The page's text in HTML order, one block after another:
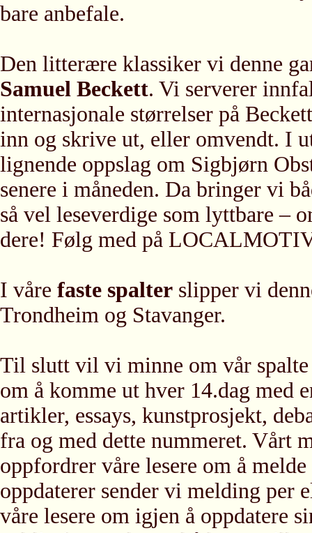
bare anbefale.
Den litterære klassiker vi denne
Samuel Beckett. Vi serverer
internasjonale størrelser på
inn og skrive ut, eller omvendt. I
lignende oppslag om Sigbjørn
senere i måneden. Da bringer vi
så vel leseverdige som lyttbare –
dere! Følg med på
I våre faste spalter slipper vi
Trondheim og Stavanger.
Til slutt vil vi minne om vår
om å komme ut hver 14.dag med
artikler, essays, kunstprosjekt,
fra og med dette nummeret. Vårt
oppfordrer våre lesere om å
oppdaterer sender vi melding per
våre lesere om igjen å oppdatere